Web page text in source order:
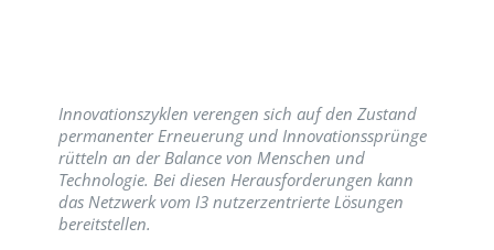
Innovationszyklen verengen sich auf den Zustand
permanenter Erneuerung und Innovationssprünge
rütteln an der Balance von Menschen und
Technologie. Bei diesen Herausforderungen kann
das Netzwerk vom I3 nutzerzentrierte Lösungen
bereitstellen.